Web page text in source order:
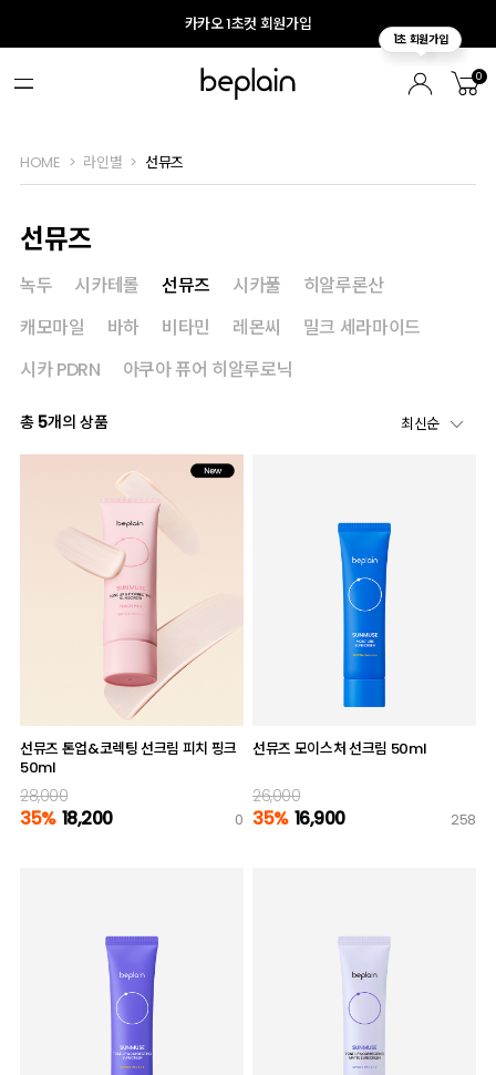
카카오 1초컷 회원가입
0
HOME 라인별 선뮤즈
선뮤즈
녹두 시카테롤 선뮤즈 시카풀
히알루론산
캐모마일
바하 비타민 레몬씨
밀크 세라마이드
시카 PDRN
아쿠아 퓨어 히알루로닉
총 5개의 상품
선뮤즈 톤업&코렉팅 선크림 피치 핑크
50ml
28,000
35% 18,200 0
선뮤즈 모이스처 선크림 50ml
26,000
35% 16,900 258